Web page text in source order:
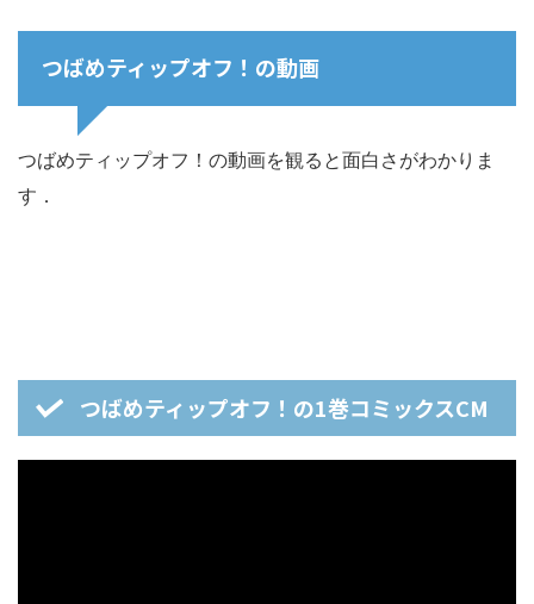
つばめティップオフ！の動画
つばめティップオフ！の動画を観ると面白さがわかりま
す．
つばめティップオフ！の1巻コミックスCM